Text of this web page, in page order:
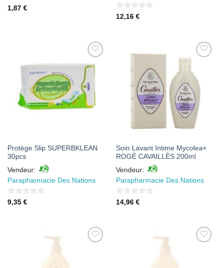
0
1,87 €
0
12,16 €
AJOUTER
À MES
FAVORIS
Protège Slip SUPERBKLEAN
30pcs
Vendeur:
Parapharmacie Des Nations
0
9,35 €
À MES
FAVORIS
Soin Lavant Intime Mycolea+
ROGÉ CAVAILLÈS 200ml
Vendeur:
Parapharmacie Des Nations
0
14,96 €